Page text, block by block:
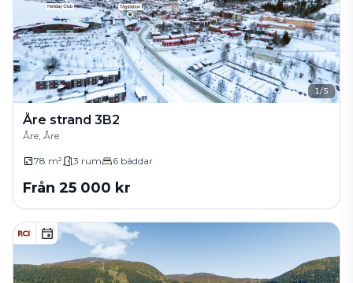
1/5
Åre strand 3B2
Åre, Åre
78 m² 3 rum 6 bäddar
Från 25 000 kr